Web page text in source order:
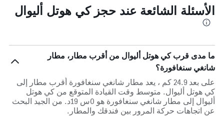
الأسئلة الشائعة عند حجز كي هوتل أليوال
ما مدى قرب كي هوتل أليوال من أقرب مطار، مطار
شانغي سنغافورة؟
على بعد 24.9 كم ، يعد مطار شانغي سنغافورة أقرب مطار إلى
كي هوتل أليوال. متوسط وقت القيادة المتوقع من كي هوتل
أليوال إلى مطار شانغي سنغافورة هو 0س 19د. من الجيد البحث
عن اتجاهات حركة المرور بين فندقك والمطار.